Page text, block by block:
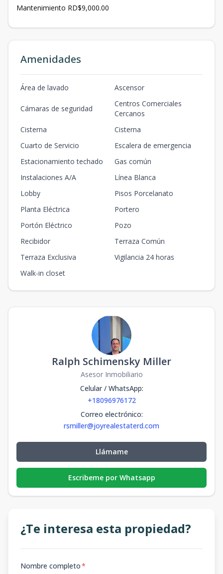
Mantenimiento RD$9,000.00
Amenidades
Área de lavado Ascensor
Cámaras de seguridad
Centros Comerciales
Cercanos
Cisterna
Cisterna
Cuarto de Servicio
Escalera de emergencia
Estacionamiento techado
Gas común
Instalaciones A/A
Línea Blanca
Lobby
Pisos Porcelanato
Planta Eléctrica
Portero
Portón Eléctrico
Pozo
Recibidor
Terraza Común
Terraza Exclusiva
Vigilancia 24 horas
Walk-in closet
Ralph Schimensky Miller
Asesor Inmobiliario
Celular / WhatsApp:
+18096976172
Correo electrónico:
rsmiller@joyrealestaterd.com
Llámame
Escribeme por Whatsapp
¿Te interesa esta propiedad?
Nombre completo*